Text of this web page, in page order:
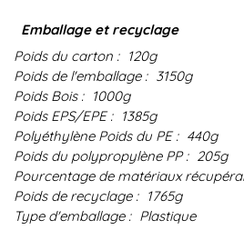
Emballage et recyclage
Poids du carton : 120g
Poids de l'emballage : 3150g
Poids Bois : 1000g
Poids EPS/EPE : 1385g
Polyéthylène Poids du PE : 440g
Poids du polypropylène PP : 205g
Pourcentage de matériaux
Poids de recyclage : 1765g
Type d'emballage : Plastique